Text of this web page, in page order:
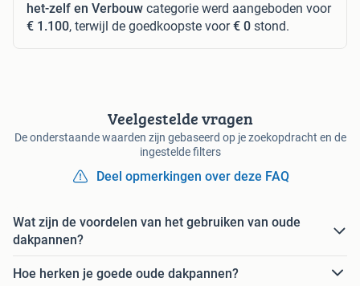
het-zelf en Verbouw categorie werd aangeboden voor
€ 1.100, terwijl de goedkoopste voor€ 0 stond.
Veelgestelde vragen
De onderstaande waarden zijn gebaseerd op je zoekopdracht en de
ingestelde filters
Deel opmerkingen over deze FAQ
Wat zijn de voordelen van het gebruiken van oude
dakpannen?
Hoe herken je goede oude dakpannen?